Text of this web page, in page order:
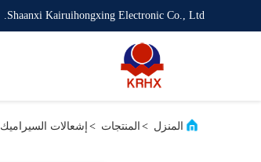
Shaanxi Kairuihongxing Electronic Co., Ltd.
المنزل > المنتجات > إشعالات السيراميك